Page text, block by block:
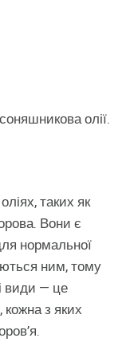
олії.
таких як
Вони є
нормальної
ним, тому
види — це
з яких